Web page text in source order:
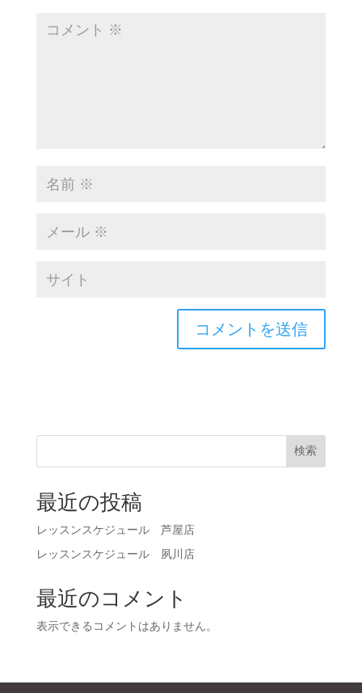
検索
最近の投稿
レッスンスケジュール 芦屋店
レッスンスケジュール 夙川店
最近のコメント
表示できるコメントはありません。